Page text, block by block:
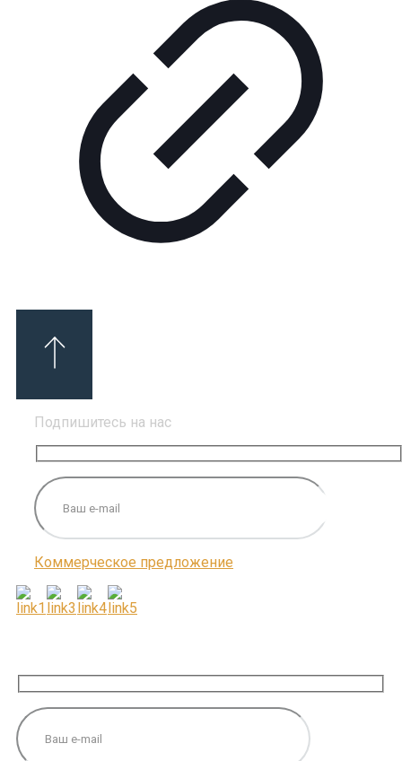
Подпишитесь на нас
Коммерческое предложение